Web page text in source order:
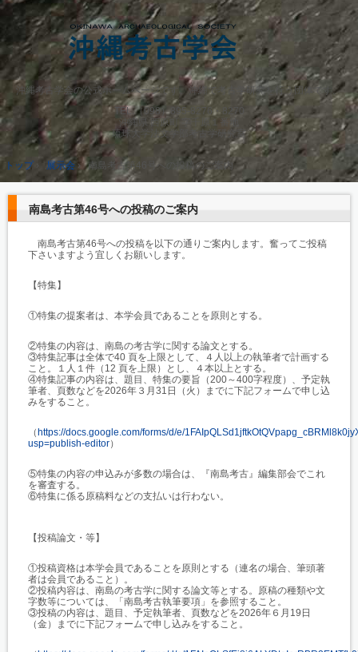
沖縄考古学会の公式ホームページです。沖縄で考古学研究を行う団体です。
TEL.（098）895-8276・8270
沖縄県 西原町 字千原１番地
琉球大学法文学部考古学研究室
トップ 展示会 › 南島考古第46号への投稿のご案内
南島考古第46号への投稿のご案内
南島考古第46号への投稿を以下の通りご案内します。奮ってご投稿
下さいますよう宜しくお願いします。
【特集】
①特集の提案者は、本学会員であることを原則とする。
②特集の内容は、南島の考古学に関する論文とする。
③特集記事は全体で40 頁を上限として、４人以上の執筆者で計画する
こと。１人１件（12 頁を上限）とし、４本以上とする。
④特集記事の内容は、題目、特集の要旨（200～400字程度）、予定執
筆者、頁数などを2026年３月31日（火）までに下記フォームで申し込
みをすること。
（ https://docs.google.com/forms/d/e/
usp=publish-editor）
⑤特集の内容の申込みが多数の場合は、『南島考古』編集部会でこれ
を審査する。
⑥特集に係る原稿料などの支払いは行わない。
【投稿論文・等】
①投稿資格は本学会員であることを原則とする（連名の場合、筆頭著
者は会員であること）。
②投稿内容は、南島の考古学に関する論文等とする。原稿の種類や文
字数等については、「南島考古執筆要項」を参照すること。
③投稿の内容は、題目、予定執筆者、頁数などを2026年６月19日
（金）までに下記フォームで申し込みをすること。